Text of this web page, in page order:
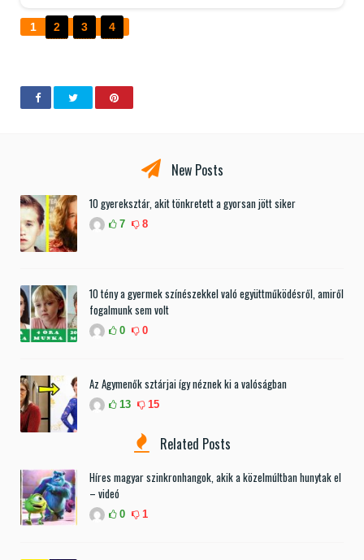
1 2 3 4
New Posts
10 gyereksztár, akit tönkretett a gyorsan jött siker
7 8
10 tény a gyermek színészekkel való együttműködésről, amiről
fogalmunk sem volt
0 0
Az Agymenők sztárjai így néznek ki a valóságban
13 15
Related Posts
Híres magyar szinkronhangok, akik a közelmúltban hunytak el
– videó
0 1